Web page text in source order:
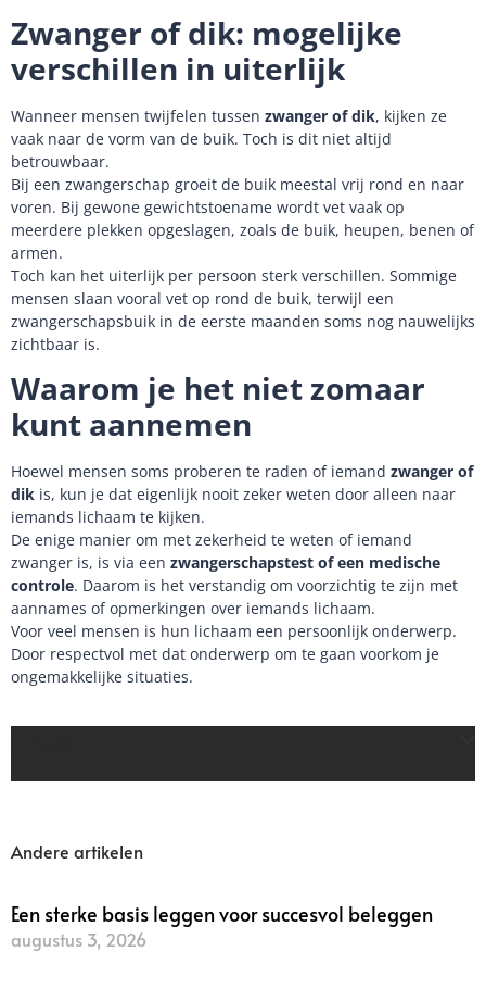
Zwanger of dik: mogelijke
verschillen in uiterlijk
Wanneer mensen twijfelen tussen zwanger of dik, kijken ze
vaak naar de vorm van de buik. Toch is dit niet altijd
betrouwbaar.
Bij een zwangerschap groeit de buik meestal vrij rond en naar
voren. Bij gewone gewichtstoename wordt vet vaak op
meerdere plekken opgeslagen, zoals de buik, heupen, benen of
armen.
Toch kan het uiterlijk per persoon sterk verschillen. Sommige
mensen slaan vooral vet op rond de buik, terwijl een
zwangerschapsbuik in de eerste maanden soms nog nauwelijks
zichtbaar is.
Waarom je het niet zomaar
kunt aannemen
Hoewel mensen soms proberen te raden of iemand zwanger of
dik is, kun je dat eigenlijk nooit zeker weten door alleen naar
iemands lichaam te kijken.
De enige manier om met zekerheid te weten of iemand
zwanger is, is via een zwangerschapstest of een medische
controle. Daarom is het verstandig om voorzichtig te zijn met
aannames of opmerkingen over iemands lichaam.
Voor veel mensen is hun lichaam een persoonlijk onderwerp.
Door respectvol met dat onderwerp om te gaan voorkom je
ongemakkelijke situaties.
Andere artikelen
Een sterke basis leggen voor succesvol beleggen
augustus 3, 2026